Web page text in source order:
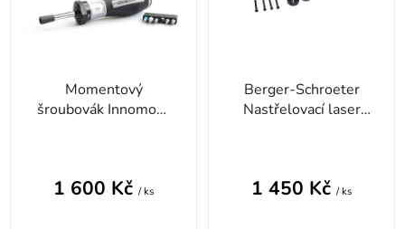
Momentový
šroubovák Innomout
1 600 Kč / ks
Berger-Schroeter
Nastřelovací laser
1 450 Kč / ks